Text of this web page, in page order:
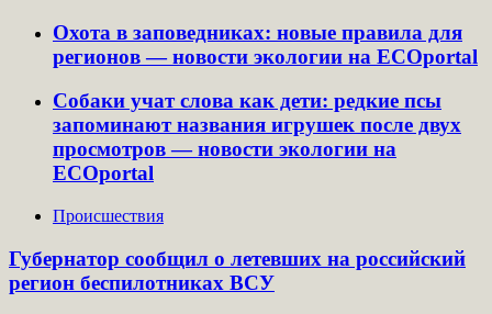
Охота в заповедниках: новые правила для
регионов — новости экологии на ECOportal
Собаки учат слова как дети: редкие псы
запоминают названия игрушек после двух
просмотров — новости экологии на
ECOportal
Происшествия
Губернатор сообщил о летевших на российский
регион беспилотниках ВСУ